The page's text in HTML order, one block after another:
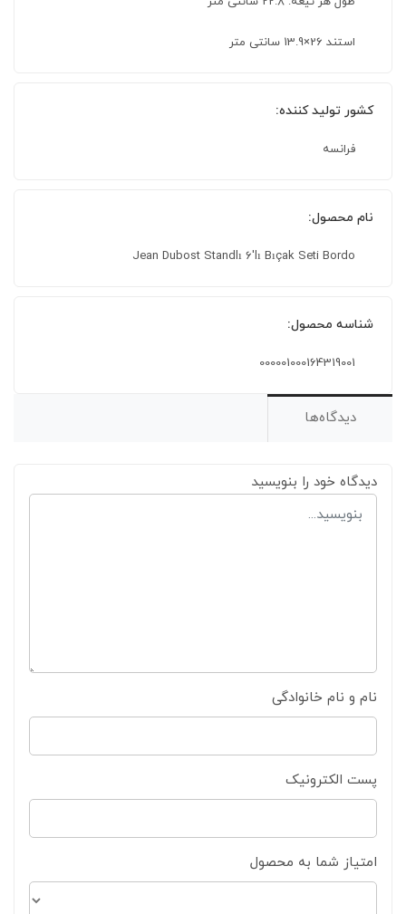
استند 26×13.9 سانتی متر
کشور تولید کننده:
فرانسه
نام محصول:
Jean Dubost Standlı 6'lı Bıçak Seti Bordo
شناسه محصول:
000001000164319001
دیدگاه‌ها
دیدگاه خود را بنویسید
نام و نام خانوادگی
پست الکترونیک
امتیاز شما به محصول